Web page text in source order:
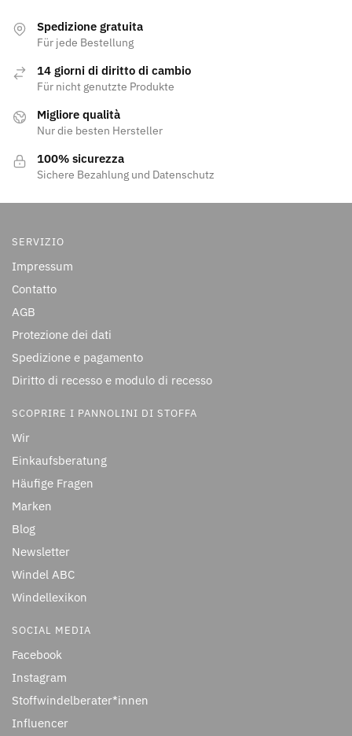
Spedizione gratuita
Für jede Bestellung
14 giorni di diritto di cambio
Für nicht genutzte Produkte
Migliore qualità
Nur die besten Hersteller
100% sicurezza
Sichere Bezahlung und Datenschutz
SERVIZIO
Impressum
Contatto
AGB
Protezione dei dati
Spedizione e pagamento
Diritto di recesso e modulo di recesso
SCOPRIRE I PANNOLINI DI STOFFA
Wir
Einkaufsberatung
Häufige Fragen
Marken
Blog
Newsletter
Windel ABC
Windellexikon
SOCIAL MEDIA
Facebook
Instagram
Stoffwindelberater*innen
Influencer